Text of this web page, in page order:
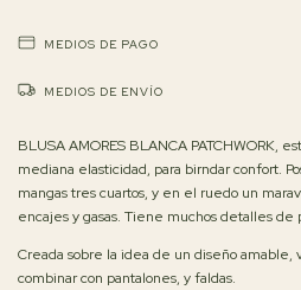
MEDIOS DE PAGO
MEDIOS DE ENVÍO
BLUSA AMORES BLANCA PATCHWORK,
mediana elasticidad, para birndar confort.
mangas tres cuartos, y en el ruedo un
encajes y gasas. Tiene muchos detalles de
Creada sobre la idea de un diseño amable,
combinar con pantalones, y faldas.